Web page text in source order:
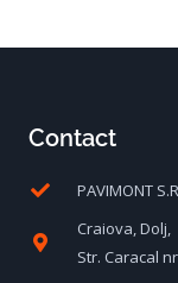
Contact
PAVIMONT
Craiova, Dolj,
Str. Caracal